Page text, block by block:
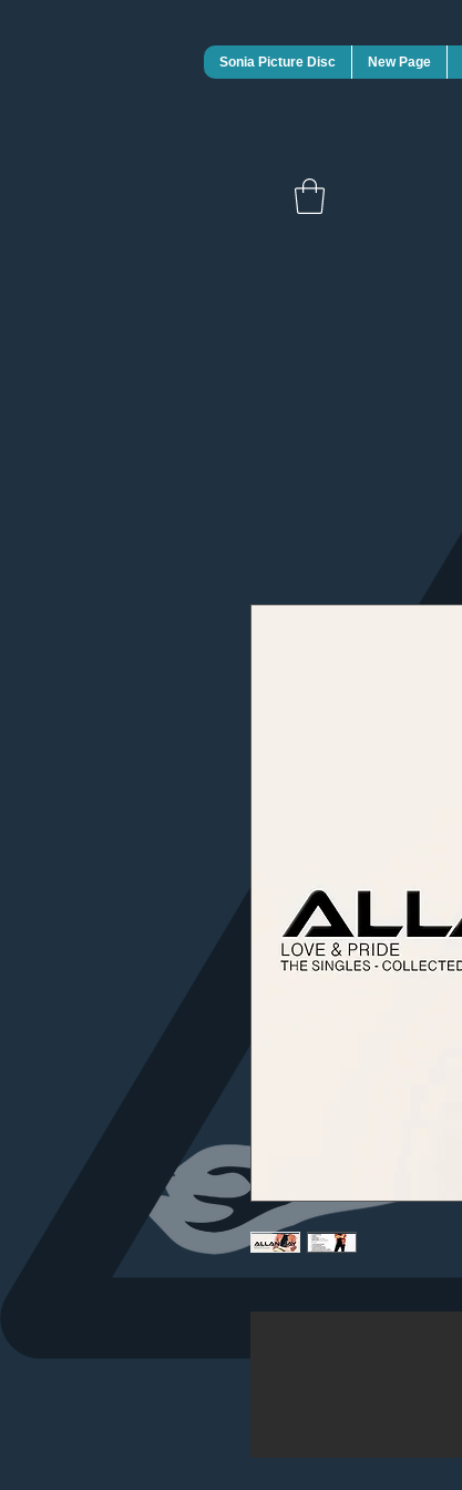
Sonia Picture Disc New Page